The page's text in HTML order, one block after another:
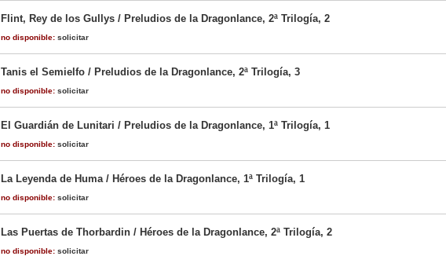
Flint, Rey de los Gullys / Preludios de la Dragonlance, 2ª Trilogía, 2
no disponible: solicitar
Tanis el Semielfo / Preludios de la Dragonlance, 2ª Trilogía, 3
no disponible: solicitar
El Guardián de Lunitari / Preludios de la Dragonlance, 1ª Trilogía, 1
no disponible: solicitar
La Leyenda de Huma / Héroes de la Dragonlance, 1ª Trilogía, 1
no disponible: solicitar
Las Puertas de Thorbardin / Héroes de la Dragonlance, 2ª Trilogía, 2
no disponible: solicitar